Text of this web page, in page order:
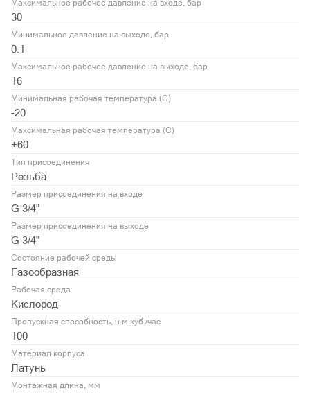
Максимальное рабочее давление на входе, бар
30
Минимальное давление на выходе, бар
0.1
Максимальное рабочее давление на выходе, бар
16
Минимальная рабочая температура (С)
-20
Максимальная рабочая температура (С)
+60
Тип присоединения
Резьба
Размер присоединения на входе
G 3/4"
Размер присоединения на выходе
G 3/4"
Состояние рабочей среды
Газообразная
Рабочая среда
Кислород
Пропускная способность, н.м.куб./час
100
Материал корпуса
Латунь
Монтажная длина, мм